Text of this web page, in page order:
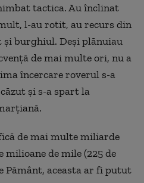
tactica. Au înclinat
l-au rotit, au recurs din
burghiul. Deşi plănuiau
de mai multe ori, nu a
încercare roverul s-a
şi s-a spart la
de mai multe miliarde
milioane de mile (225 de
Pământ, aceasta ar fi putut